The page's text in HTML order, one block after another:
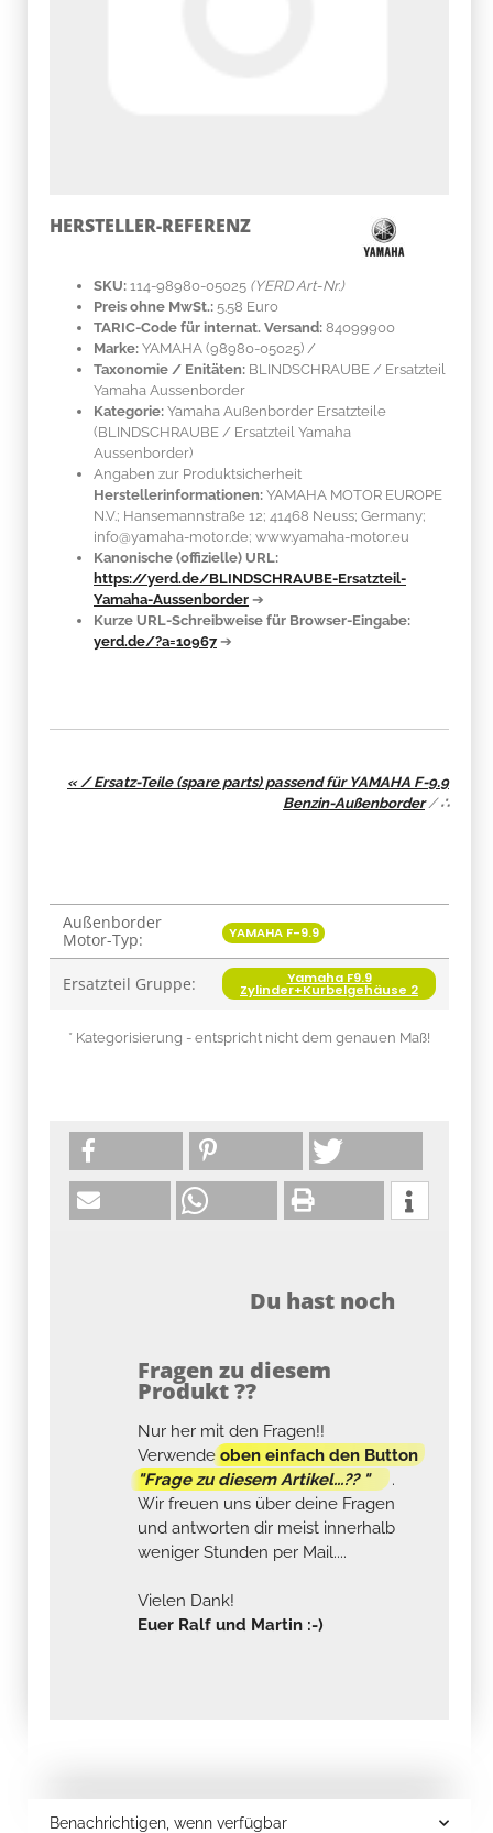
HERSTELLER-REFERENZ
SKU: 114-98980-05025 (YERD Art-Nr.)
Preis ohne MwSt.: 5.58 Euro
TARIC-Code für internat. Versand: 84099900
Marke: YAMAHA (98980-05025) /
Taxonomie / Enitäten: BLINDSCHRAUBE / Ersatzteil
Yamaha Aussenborder
Kategorie: Yamaha Außenborder Ersatzteile
(BLINDSCHRAUBE / Ersatzteil Yamaha
Aussenborder)
Angaben zur Produktsicherheit
Herstellerinformationen: YAMAHA MOTOR EUROPE
N.V.; Hansemannstraße 12; 41468 Neuss; Germany;
info@yamaha-motor.de; www.yamaha-motor.eu
Kanonische (offizielle) URL:
https://yerd.de/BLINDSCHRAUBE-Ersatzteil-
Yamaha-Aussenborder ➔
Kurze URL-Schreibweise für Browser-Eingabe:
yerd.de/?a=10967 ➔
« / Ersatz-Teile (spare parts) passend für YAMAHA F-9.9
Benzin-Außenborder/∴
Produkteigenschaft
Wert
Außenborder
Motor-Typ:
YAMAHA F-9.9
Ersatzteil Gruppe: Yamaha F9.9
Zylinder+Kurbelgehäuse 2
* Kategorisierung - entspricht nicht dem genauen Maß!
Du hast noch
Fragen zu diesem
Produkt ??
Nur her mit den Fragen!!
Verwendeoben einfach den Button
"Frage zu diesem Artikel...?? "
.
Wir freuen uns über deine Fragen
und antworten dir meist innerhalb
weniger Stunden per Mail....
Vielen Dank!
Euer Ralf und Martin :-)
Benachrichtigen, wenn verfügbar